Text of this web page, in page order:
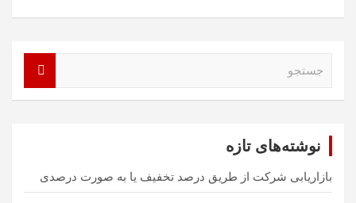
نوشته‌های تازه
بازاریابی شرکت از طریق درصد تخفیف یا به صورت درصدی